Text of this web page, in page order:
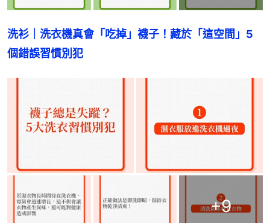
洗衫｜洗衣機真會「吃掉」襪子！藏於「這空間」5
個錯誤習慣別犯
+9